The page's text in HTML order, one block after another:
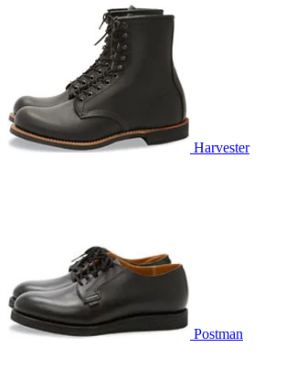
Harvester
Postman